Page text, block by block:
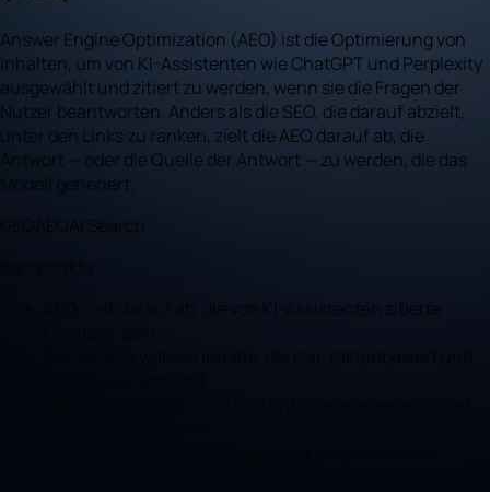
Answer Engine Optimization (AEO) ist die Optimierung von
Inhalten, um von KI-Assistenten wie ChatGPT und Perplexity
ausgewählt und zitiert zu werden, wenn sie die Fragen der
Nutzer beantworten. Anders als die SEO, die darauf abzielt,
unter den Links zu ranken, zielt die AEO darauf ab, die
Antwort — oder die Quelle der Antwort — zu werden, die das
Modell generiert.
GEOAEOAI Search
AEO zielt darauf ab, die von KI-Assistenten zitierte